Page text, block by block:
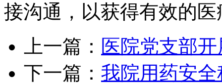
接沟通，以获得有效的
上一篇： 医院党支部
下一篇： 我院用药安